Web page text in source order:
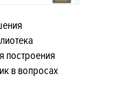
построения
в вопросах